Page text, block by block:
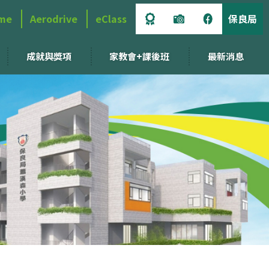
Aerodrive eClass 保良局
成就與獎項 家教會+課後班 最新消息